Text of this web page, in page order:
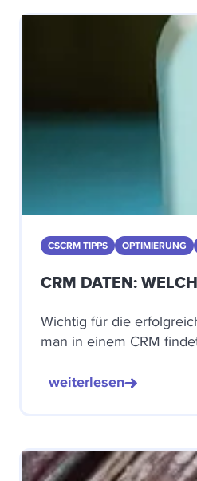
CSCRM TIPPS OPTIMIERUNG
CRM DATEN:
Wichtig für die
man in einem CRM
weiterlesen